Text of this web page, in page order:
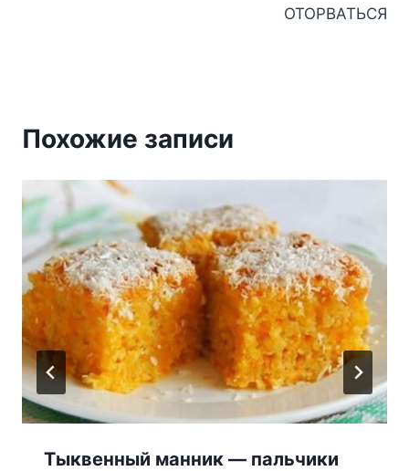
ОТОРВАТЬСЯ
Похожие записи
Тыквенный манник — пальчики